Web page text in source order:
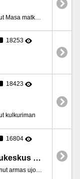
Uusin viesti: 7.07.2022 kello on 21:10 kirjoittanut Masa matkailija
18253
18423
kulkuriman
16804
Caravan Show 2022 / Turun Messukeskus pe-su 22.-24.4